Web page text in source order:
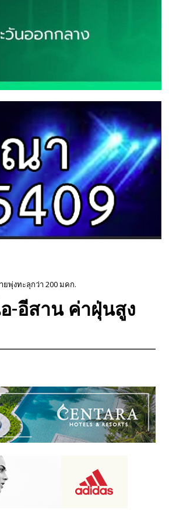
ยพุ่งทะลุกว่า 200 มคก.
-อีสาน ค่าฝุ่นสูง